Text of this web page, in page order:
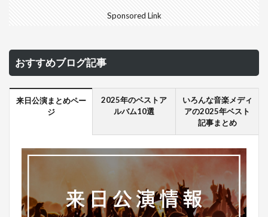
Sponsored Link
おすすめブログ記事
来日公演まとめペー
ジ
2025年のベストア
ルバム10選
いろんな音楽メディ
アの2025年ベスト
記事まとめ